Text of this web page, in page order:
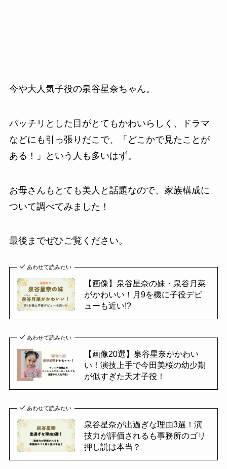
今や大人気子役の泉谷星奈ちゃん。
パッチリとした目がとてもかわいらしく、ドラマ
などにも引っ張りだこで、「どこかで見たことが
ある！」という人も多いはず。
お母さんもとても美人と話題なので、家族構成に
ついて調べてみました！
最後までぜひご覧ください。
あわせて読みたい
【画像】泉谷星奈の妹・泉谷月菜
がかわいい！月9を機に子役デビ
ューも近い!?
あわせて読みたい
【画像20選】泉谷星奈がかわい
い！演技上手で今田美桜の幼少期
が似すぎた天才子役！
あわせて読みたい
泉谷星奈が出過ぎな理由3選！演
技力が評価されるも事務所のゴリ
押し説は本当？